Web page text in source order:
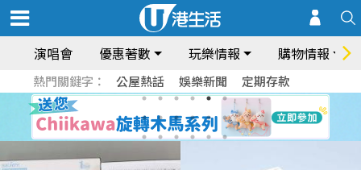
演唱會 優惠著數 玩樂情報 購物情報
熱門關鍵字： 公屋熱話 娛樂新聞 定期存款